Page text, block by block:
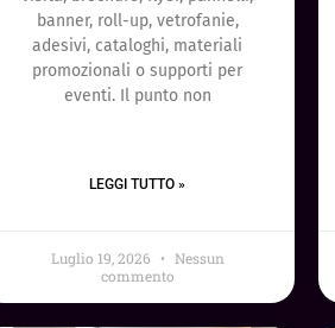
banner, roll-up, vetrofanie,
adesivi, cataloghi, materiali
promozionali o supporti per
eventi. Il punto non
LEGGI TUTTO »
Luglio 19, 2026
Nessun
commento